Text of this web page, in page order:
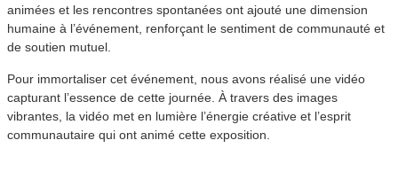
animées et les rencontres spontanées ont ajouté une dimension
humaine à l’événement, renforçant le sentiment de communauté et
de soutien mutuel.
Pour immortaliser cet événement, nous avons réalisé une vidéo
capturant l’essence de cette journée. À travers des images
vibrantes, la vidéo met en lumière l’énergie créative et l’esprit
communautaire qui ont animé cette exposition.